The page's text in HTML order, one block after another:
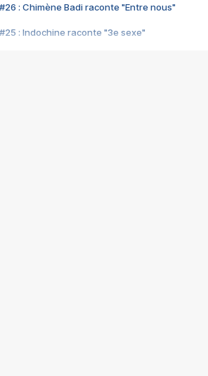
#26 : Chimène Badi raconte "Entre nous"
#25 : Indochine raconte "3e sexe"